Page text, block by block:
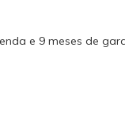
e 9 meses de